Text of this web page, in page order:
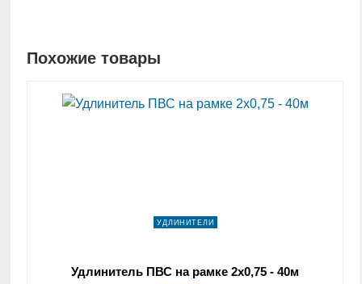
Похожие товары
УДЛИНИТЕЛИ
Удлинитель ПВС на рамке 2х0,75 - 40м